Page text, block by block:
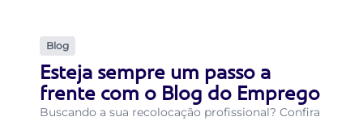
Blog
Esteja sempre um passo a
frente com o Blog do Emprego
Buscando a sua recolocação profissional? Confira